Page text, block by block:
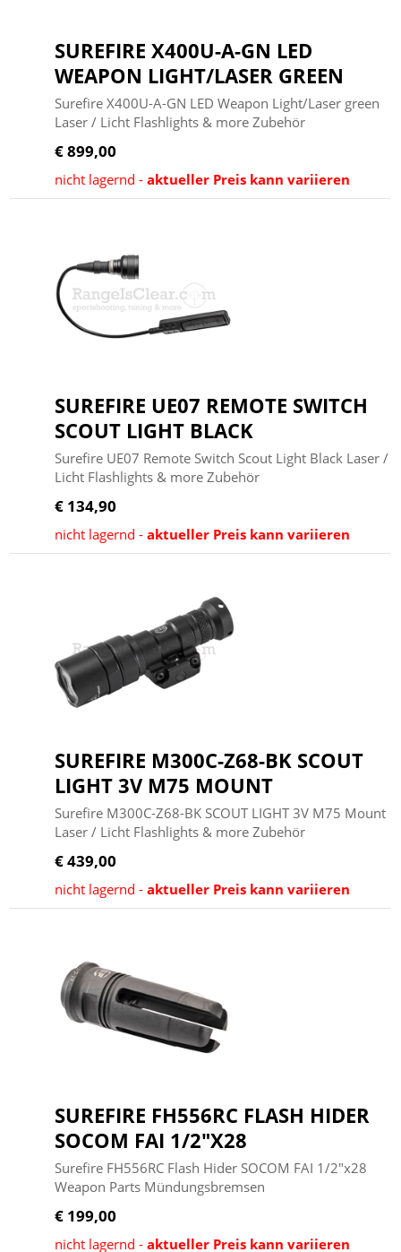
SUREFIRE X400U-A-GN LED
WEAPON LIGHT/LASER GREEN
Surefire X400U-A-GN LED Weapon Light/Laser green
Laser / Licht Flashlights & more Zubehör
€ 899,00
nicht lagernd -aktueller Preis kann variieren
SUREFIRE UE07 REMOTE SWITCH
SCOUT LIGHT BLACK
Surefire UE07 Remote Switch Scout Light Black Laser /
Licht Flashlights & more Zubehör
€ 134,90
nicht lagernd -aktueller Preis kann variieren
SUREFIRE M300C-Z68-BK SCOUT
LIGHT 3V M75 MOUNT
Surefire M300C-Z68-BK SCOUT LIGHT 3V M75 Mount
Laser / Licht Flashlights & more Zubehör
€ 439,00
nicht lagernd -aktueller Preis kann variieren
SUREFIRE FH556RC FLASH HIDER
SOCOM FAI 1/2"X28
Surefire FH556RC Flash Hider SOCOM FAI 1/2"x28
Weapon Parts Mündungsbremsen
€ 199,00
nicht lagernd -aktueller Preis kann variieren